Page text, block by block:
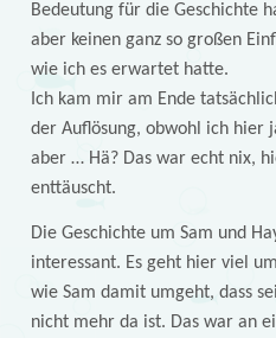
Bedeutung für die Geschichte
aber keinen ganz so großen
wie ich es erwartet hatte.
Ich kam mir am Ende
der Auflösung, obwohl ich hier
aber … Hä? Das war echt nix,
enttäuscht.
Die Geschichte um Sam und
interessant. Es geht hier viel
wie Sam damit umgeht, dass
nicht mehr da ist. Das war an